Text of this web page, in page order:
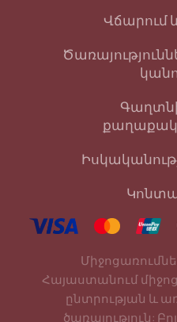
Վճարում
Հայաստանում
ընտրության և
ծառայություն: